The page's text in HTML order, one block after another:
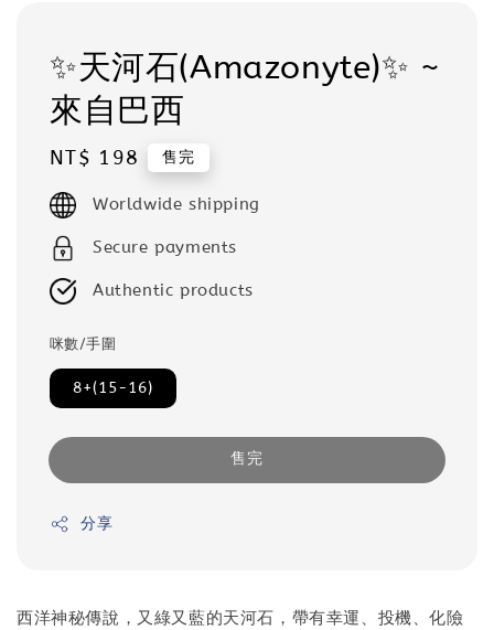
✨天河石(Amazonyte)✨ ~
來自巴西
Regular
price
NT$ 198 售完
Worldwide shipping
Secure payments
Authentic products
咪數/手圍
8+(15-16)
售完
分享
西洋神秘傳說，又綠又藍的天河石，帶有幸運、投機、化險